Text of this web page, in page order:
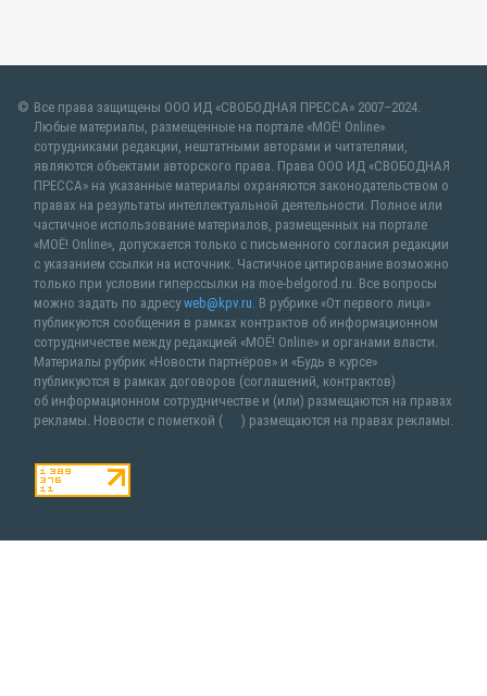
Все права защищены ООО ИД «СВОБОДНАЯ ПРЕССА» 2007–2024.
Любые материалы, размещенные на портале «МОЁ! Online»
сотрудниками редакции, нештатными авторами и читателями,
являются объектами авторского права. Права ООО ИД «СВОБОДНАЯ
ПРЕССА» на указанные материалы охраняются законодательством о
правах на результаты интеллектуальной деятельности. Полное или
частичное использование материалов, размещенных на портале
«МОЁ! Online», допускается только с письменного согласия редакции
с указанием ссылки на источник. Частичное цитирование возможно
только при условии гиперссылки на moe-belgorod.ru. Все вопросы
можно задать по адресуweb@kpv.ru . В рубрике «От первого лица»
публикуются сообщения в рамках контрактов об информационном
сотрудничестве между редакцией «МОЁ! Online» и органами власти.
Материалы рубрик «Новости партнёров» и «Будь в курсе»
публикуются в рамках договоров (соглашений, контрактов)
об информационном сотрудничестве и (или) размещаются на правах
рекламы. Новости с пометкой (
) размещаются на правах рекламы.